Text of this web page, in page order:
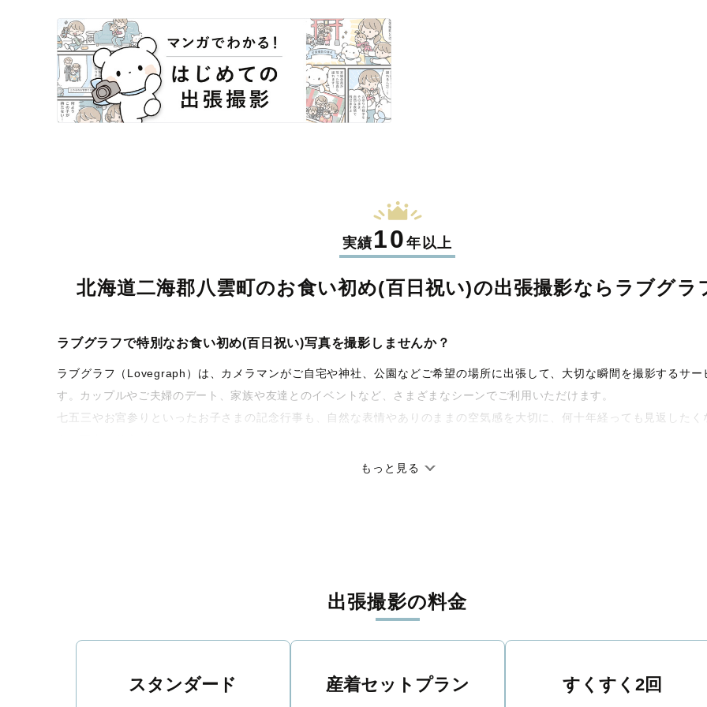
実績10年以上
北海道二海郡八雲町のお食い初め(百日祝い)の出張撮影なら ラブグラ
ラブグラフで特別なお食い初め(百日祝い)写真を撮影しませんか？
ラブグラフ（Lovegraph）は、カメラマンがご自宅や神社、公園などご希望の場所に出張して、大切な瞬間を撮影するサー
す。カップルやご夫婦のデート、家族や友達とのイベントなど、さまざまなシーンでご利用いただけます。
七五三やお宮参りといったお子さまの記念行事も、自然な表情やありのままの空気感を大切に、何十年経っても見返したく
撮影後は、独自の編集技術で写真の明るさや色合いを丁寧に調整。自然な雰囲気を残しつつも、おしゃれで洗練された仕
もっと見る
出張撮影の料金
スタンダード 産着セットプラン すくすく2回